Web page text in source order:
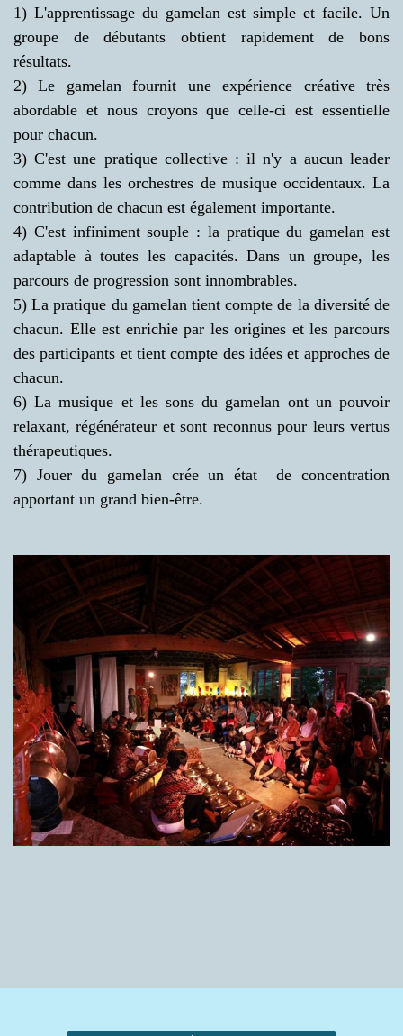
1) L'apprentissage du gamelan est simple et facile. Un
groupe de débutants obtient rapidement de bons
résultats.
2) Le gamelan fournit une expérience créative très
abordable et nous croyons que celle-ci est essentielle
pour chacun.
3) C'est une pratique collective : il n'y a aucun leader
comme dans les orchestres de musique occidentaux. La
contribution de chacun est également importante.
4) C'est infiniment souple : la pratique du gamelan est
adaptable à toutes les capacités. Dans un groupe, les
parcours de progression sont innombrables.
5) La pratique du gamelan tient compte de la diversité de
chacun. Elle est enrichie par les origines et les parcours
des participants et tient compte des idées et approches de
chacun.
6) La musique et les sons du gamelan ont un pouvoir
relaxant, régénérateur et sont reconnus pour leurs vertus
thérapeutiques.
7) Jouer du gamelan crée un état de concentration
apportant un grand bien-être.